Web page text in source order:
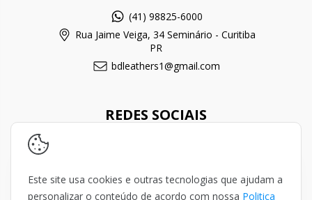
(41) 98825-6000
Rua Jaime Veiga, 34 Seminário - Curitiba
PR
bdleathers1@gmail.com
REDES SOCIAIS
Este site usa cookies e outras tecnologias que ajudam a
personalizar o conteúdo de acordo com nossa Politica